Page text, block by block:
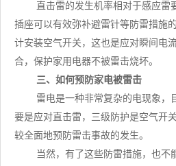
直击雷的发生机率相对于感应
插座可以有效弥补避雷针等防雷措施
计安装空气开关，这也是应对瞬间电
合，保护家用电器不被雷击烧坏。
三、如何预防家电被雷击
雷电是一种非常复杂的电现象，
要是应对直击雷，三级防护是空气开
较全面地预防雷击事故的发生。
当然，有了这些防雷措施，也